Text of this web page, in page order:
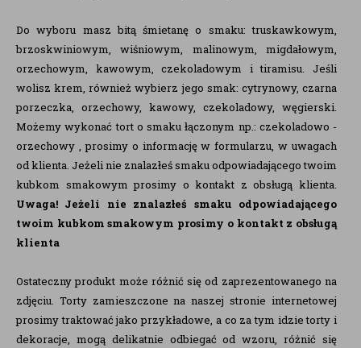
Do wyboru masz bitą śmietanę o smaku: truskawkowym,
brzoskwiniowym, wiśniowym, malinowym, migdałowym,
orzechowym, kawowym, czekoladowym i tiramisu. Jeśli
wolisz krem, również wybierz jego smak: cytrynowy, czarna
porzeczka, orzechowy, kawowy, czekoladowy, węgierski.
Możemy wykonać tort o smaku łączonym np.: czekoladowo -
orzechowy , prosimy o informację w formularzu, w uwagach
od klienta. Jeżeli nie znalazłeś smaku odpowiadającego twoim
kubkom smakowym prosimy o kontakt z obsługą klienta.
Uwaga! Jeżeli nie znalazłeś smaku odpowiadającego
twoim kubkom smakowym prosimy o kontakt z obsługą
klienta
Ostateczny produkt może różnić się od zaprezentowanego na
zdjęciu. Torty zamieszczone na naszej stronie internetowej
prosimy traktować jako przykładowe, a co za tym idzie torty i
dekoracje, mogą delikatnie odbiegać od wzoru, różnić się